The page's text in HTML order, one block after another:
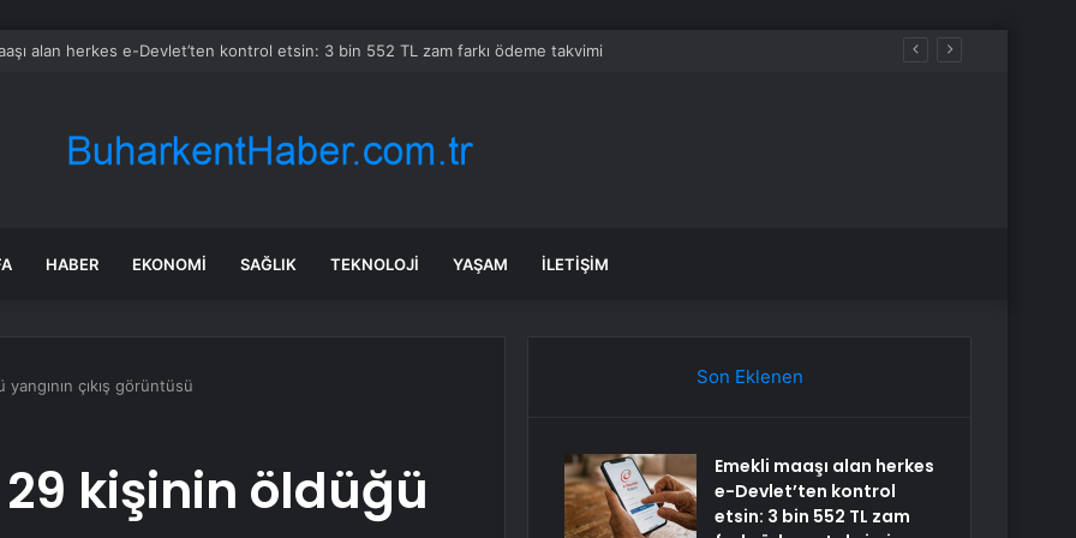
atacak füzesi kalmadı
HABER EKONOMI SAĞLIK TEKNOLOJI YAŞAM İLETIŞIM
çıkış görüntüsü
kişinin öldüğü
Son Eklenen
Emekli maaşı alan herkes
e-Devlet’ten kontrol
etsin: 3 bin 552 TL zam